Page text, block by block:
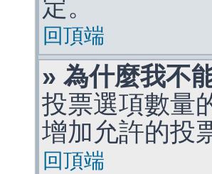
定。
回頂端
» 為什麼我不
投票選項數量
增加允許的投
回頂端